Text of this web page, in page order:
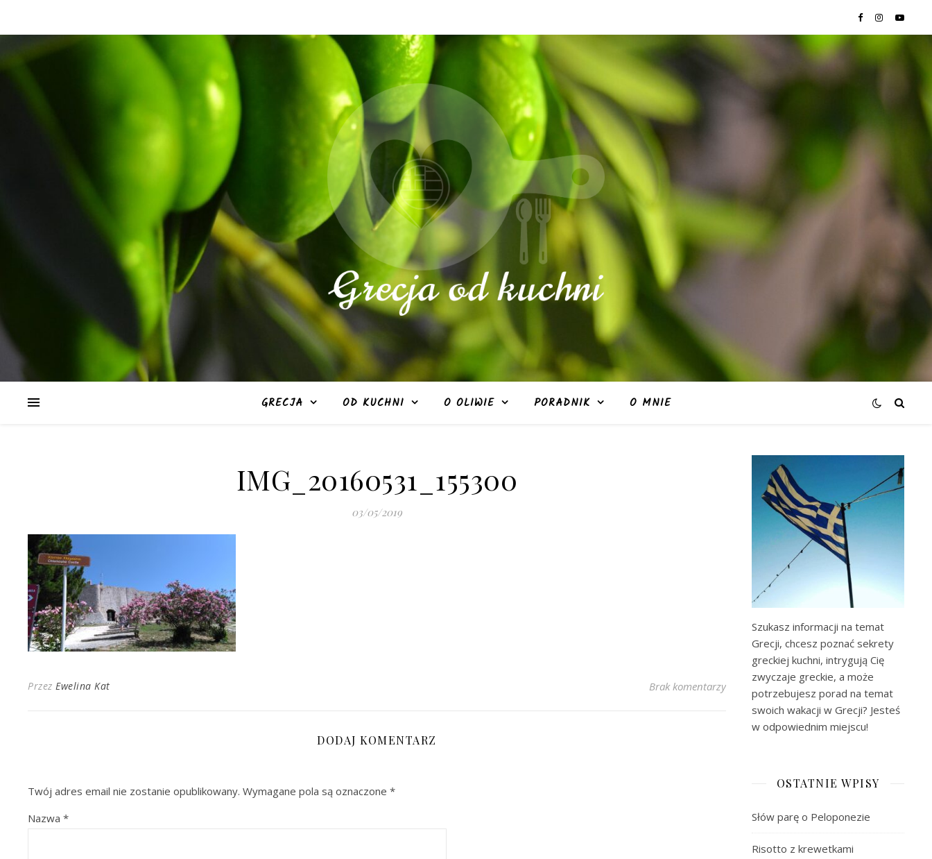
GRECJA OD KUCHNI O OLIWIE PORADNIK O MNIE
IMG_20160531_155300
03/05/2019
Przez Ewelina Kat Brak komentarzy
DODAJ KOMENTARZ
Twój adres email nie zostanie opublikowany. Wymagane pola są oznaczone *
Nazwa *
Szukasz informacji na temat
Grecji, chcesz poznać sekrety
greckiej kuchni, intrygują Cię
zwyczaje greckie, a może
potrzebujesz porad na temat
swoich wakacji w Grecji? Jesteś
w odpowiednim miejscu!
OSTATNIE WPISY
Słów parę o Peloponezie
Risotto z krewetkami